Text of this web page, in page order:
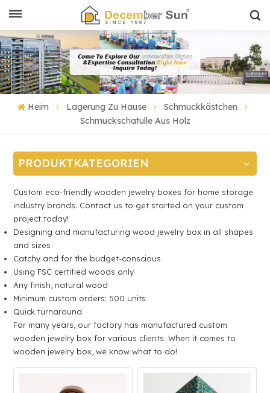
Heim Lagerung Zu Hause
Schmuckkästchen
Schmuckschatulle Aus Holz
PRODUKTKATEGORIEN
Custom eco-friendly wooden jewelry boxes for home storage
industry brands. Contact us to get started on your custom
project today!
Designing and manufacturing wood jewelry box in all shapes
and sizes
Catchy and for the budget-conscious
Using FSC certified woods only
Any finish, natural wood
Minimum custom orders: 500 units
Quick turnaround
For many years, our factory has manufactured custom
wooden jewelry box for various clients. When it comes to
wooden jewelry box, we know what to do!